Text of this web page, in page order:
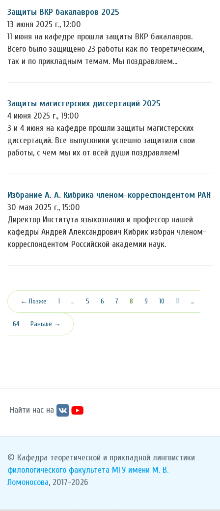
Защиты ВКР бакалавров 2025
13 июня 2025 г., 12:00
11 июня на кафедре прошли защиты ВКР бакалавров.
Всего было защищено 23 работы как по теоретическим,
так и по прикладным темам. Мы поздравляем…
Защиты магистерских диссертаций 2025
4 июня 2025 г., 19:00
3 и 4 июня на кафедре прошли защиты магистерских
диссертаций. Все выпускники успешно защитили свои
работы, с чем мы их от всей души поздравляем!
Избрание А. А. Кибрика членом-корреспондентом РАН
30 мая 2025 г., 15:00
Директор Института языкознания и профессор нашей
кафедры Андрей Александрович Кибрик избран членом-
корреспондентом Российской академии наук.
← Позже 1 … 5 6 7 8 (текущая)
9 10 11 …
64 Раньше →
Найти нас на
© Кафедра теоретической и прикладной лингвистики
филологического факультета МГУ имени М. В.
Ломоносова, 2017-2026